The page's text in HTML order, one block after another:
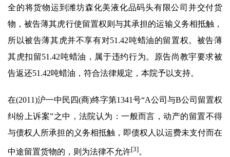
全的将货物运到潍坊森化美液化品码头有限公司并交付货
物，被告薄其虎行使留置权则与其承担的运输义务相抵触，
所以被告薄其虎并不享有对51.42吨蜡油的留置权。被告薄
其虎扣留51.42吨蜡油，属于违约行为。原告尚教宇要求被
告返还51.42吨蜡油，符合法律规定，本院予以支持。
在(2011)沪一中民四(商)终字第1341号“A公司与B公司留置权
纠纷上诉案”之中，法院认为：一般而言，动产的留置不得
与债权人所承担的义务相抵触，即债权人以运费未支付而在
中途留置货物的，则为法律不允许[3]。